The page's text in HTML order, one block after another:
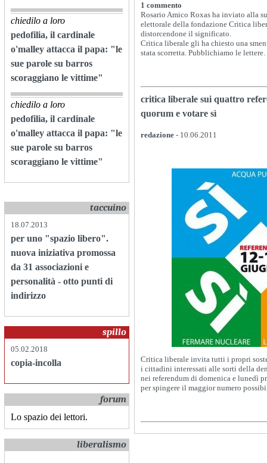
chiedilo a loro
pedofilia, il cardinale
o'malley attacca il papa: "le
sue parole su barros
scoraggiano le vittime"
chiedilo a loro
pedofilia, il cardinale
o'malley attacca il papa: "le
sue parole su barros
scoraggiano le vittime"
taccuino
18.07.2013
per uno "spazio libero".
nuova iniziativa promossa
da 31 associazioni e
personalità - otto punti di
indirizzo
spillo
05.02.2018
copia-incolla
forum
Lo spazio dei lettori.
liberalismo
1 commento
Rosario Amico Roxas ha inviato alla
elettorale della fondazione Critica
distorcendone il significato.
Critica liberale gli ha chiesto una
stata scorretta. Pubblichiamo le
critica liberale sui quattro
quorum e votare sì
redazione - 10.06.2011
Critica liberale invita tutti i propri
i cittadini interessati alle sorti della
nei referendum di domenica e lunedì
per spingere il maggior numero